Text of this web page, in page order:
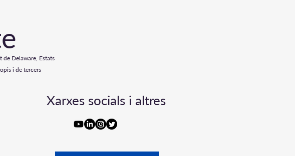
de Delaware, Estats
i de tercers
Xarxes socials i altres